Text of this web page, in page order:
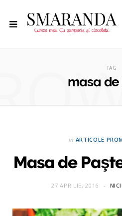
TAG
masa de
in ARTICOLE
Masa de
27 APRILIE, 2016